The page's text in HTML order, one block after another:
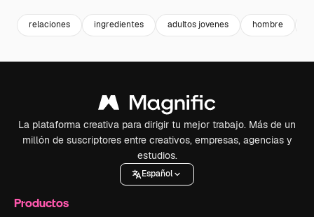
relaciones ingredientes adultos jovenes hombre
La plataforma creativa para dirigir tu mejor trabajo. Más de un
millón de suscriptores entre creativos, empresas, agencias y
estudios.
Español
Productos